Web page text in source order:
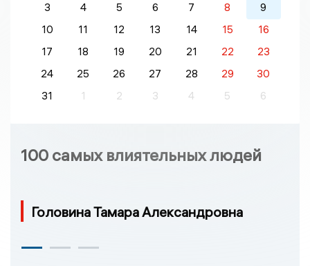
3
4 5 6 7 8
9
10
11 12 13 14 15
16
17
18 19 20 21 22
23
24
25 26 27 28 29
30
31
1 2 3 4 5 6
100 самых влиятельных людей
Головина Тамара Александровна